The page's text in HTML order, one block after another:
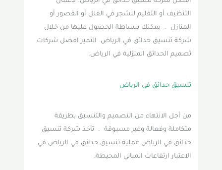
التنظيف أو التقليم للشجر في الفلل أو القصور أو
المنازل . يمكنك ببساطة الحصول عليها من خلال
شركة تنسيق حدائق في الرياض التميز افضل شركات
تصميم الحدائق المنزلية في الرياض.
تنسيق حدائق في الرياض
من أجل الانتهاء من التصميم والتنسيق بطريقة
متكاملة وفعالة وغير مسبوقة . تأخذ شركة تنسيق
حدائق في الرياض عملية تنسيق حدائق في الرياض في
الاعتبار ارتفاعات المباني المحيطة.